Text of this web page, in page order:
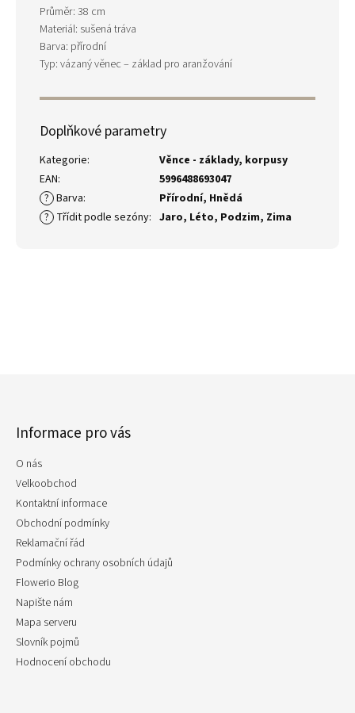
Průměr: 38 cm
Materiál: sušená tráva
Barva: přírodní
Typ: vázaný věnec – základ pro aranžování
Doplňkové parametry
Kategorie:
Věnce - základy, korpusy
EAN:
5996488693047
? Barva: Přírodní, Hnědá
? Třídit podle sezóny: Jaro, Léto, Podzim, Zima
Informace pro vás
O nás
Velkoobchod
Kontaktní informace
Obchodní podmínky
Reklamační řád
Podmínky ochrany osobních údajů
Flowerio Blog
Napište nám
Mapa serveru
Slovník pojmů
Hodnocení obchodu